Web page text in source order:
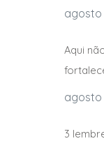
agosto
Aqui
agosto
3